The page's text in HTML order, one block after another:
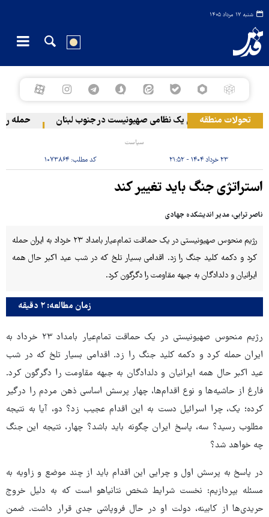
شنبه ۱۷ مرداد ۱۴۰۵
تحولات منطقه
زخمی‌ شدن یک نظامی صهیونیست در جنوب لبنان حمله
سیاست
۲۳ خرداد ۱۴۰۴ - ۲۱:۵۲ کد مطلب:۱۰۷۳۸۶۴
استراتژی جنگ باید تغییر کند
ناصر ترابی، مدیر اندیشکده جهادی
رژیم منحوس صهیونیستی در یک حماقت تمام‌عیار بامداد ۲۳ خرداد به ایران حمله
کرد و دکمه کلید جنگ را زد. اقدامی بسیار تلخ که در شب عید اکبر حال همه
ایرانیان و دلدادگان به جبهه مقاومت را دگرگون کرد.
زمان مطالعه: ۲ دقیقه
رژیم منحوس صهیونیستی در یک حماقت تمام‌عیار بامداد ۲۳ خرداد به
ایران حمله کرد و دکمه کلید جنگ را زد. اقدامی بسیار تلخ که در شب
عید اکبر حال همه ایرانیان و دلدادگان به جبهه مقاومت را دگرگون کرد.
فارغ از حاشیه‌ها و نوع اقدام‌ها، چهار پرسش اساسی ذهن مردم را درگیر
کرده؛ یک، چرا اسرائیل دست به این اقدام عجیب زد؟ دو، آیا به نتیجه
مطلوب رسید؟ سه، پاسخ ایران چگونه باید باشد؟ چهار، نتیجه این جنگ
چه خواهد شد؟
در پاسخ به پرسش اول و چرایی این اقدام باید از چند موضع و زاویه به
مسئله بپردازیم: نخست شرایط شخص نتانیاهو است که به دلیل خروج
حریدی‌ها از کابینه، دولت او در حال فروپاشی جدی قرار داشت. ضمن